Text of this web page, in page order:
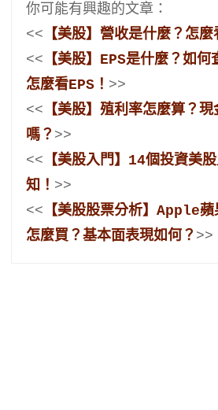
你可能有興趣的文章：
<< 【美股】營收是什麼？怎麼
<< 【美股】EPS是什麼？如
怎麼看EPS！ >>
<< 【美股】殖利率怎麼算？
嗎？ >>
<< 【美股入門】14個投資美
知！ >>
<< 【美股股票分析】Apple蘋
怎麼買？基本面表現如何？ >>